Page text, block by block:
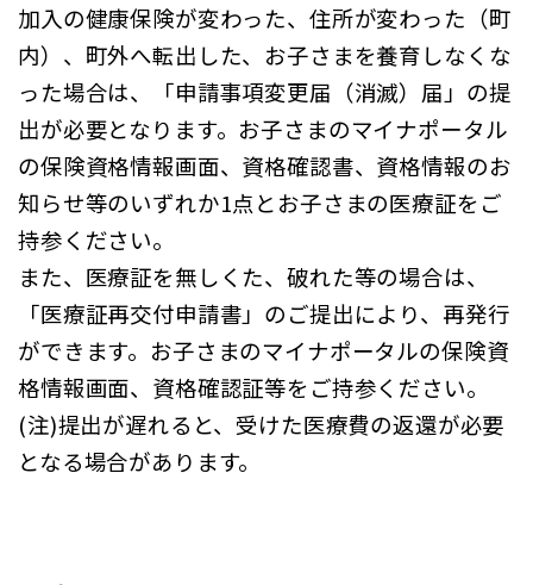
加入の健康保険が変わった、住所が変わった（町
内）、町外へ転出した、お子さまを養育しなくな
った場合は、「申請事項変更届（消滅）届」の提
出が必要となります。お子さまのマイナポータル
の保険資格情報画面、資格確認書、資格情報のお
知らせ等のいずれか1点とお子さまの医療証をご
持参ください。
また、医療証を無しくた、破れた等の場合は、
「医療証再交付申請書」のご提出により、再発行
ができます。お子さまのマイナポータルの保険資
格情報画面、資格確認証等をご持参ください。
(注)提出が遅れると、受けた医療費の返還が必要
となる場合があります。